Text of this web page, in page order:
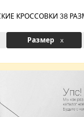
КРОССОВКИ 38
Размер x